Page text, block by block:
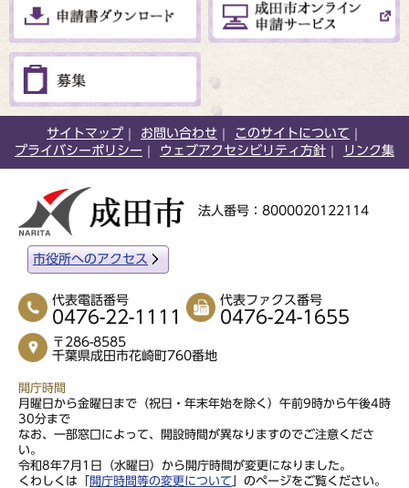
サイトマップ お問い合わせ
このサイトについて
プライバシーポリシー
ウェブアクセシビリティ方針 リンク集
法人番号：8000020122114
市役所へのアクセス
代表電話番号
0476-22-1111
代表ファクス番号
0476-24-1655
〒286-8585
千葉県成田市花崎町760番地
開庁時間
月曜日から金曜日まで（祝日・年末年始を除く）午前9時から午後4時
30分まで
なお、一部窓口によって、開設時間が異なりますのでご注意くださ
い。
令和8年7月1日（水曜日）から開庁時間が変更になりました。
くわしくは「
開庁時間等の変更について 」のページをご覧ください。